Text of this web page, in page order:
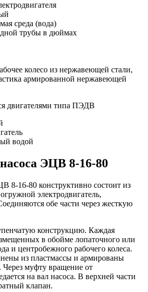
среда (вода)
трубы в дюймах
колесо из нержавеющей стали,
армированной нержавеющей
двигателями типа ПЭДВ
водой
ЭЦВ 8-16-80
8-16-80 конструктивно состоит из
электродвигатель,
обе части через жесткую
конструкцию. Каждая
в обойме лопаточного или
и центробежного рабочего колеса.
из пластмассы и армированы
муфту вращение от
на вал насоса. В верхней части
клапан.